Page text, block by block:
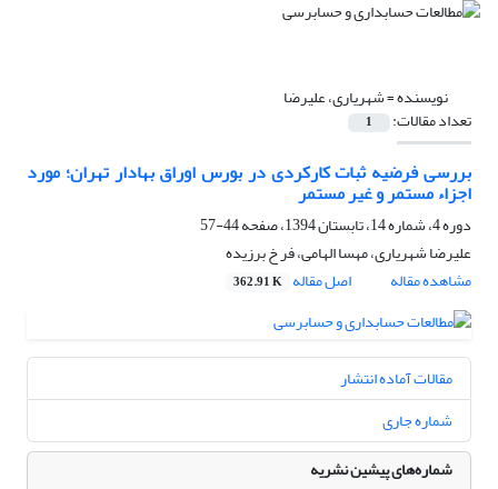
نویسنده =شهریاری، علیرضا
تعداد مقالات: 1
بررسی فرضیه ثبات کارکردی در بورس اوراق بهادار تهران؛ مورد
اجزاء مستمر و غیر مستمر
دوره 4، شماره 14، تابستان 1394، صفحه
44-57
علیرضا شهریاری، مهسا الهامی، فر خ برزیده
مشاهده مقاله
اصل مقاله 362.91 K
مقالات آماده انتشار
شماره جاری
شماره‌های پیشین نشریه